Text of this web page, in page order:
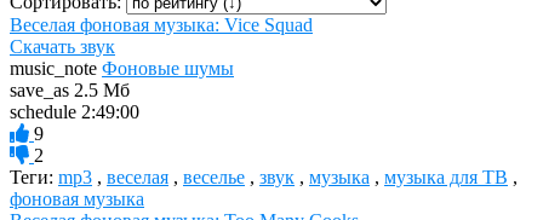
Веселая фоновая музыка: Vice Squad
Скачать звук
music_note Фоновые шумы
save_as 2.5 Мб
schedule 2:49:00
9
2
Теги: mp3 , веселая , веселье , звук , музыка , музыка для ТВ ,
фоновая музыка